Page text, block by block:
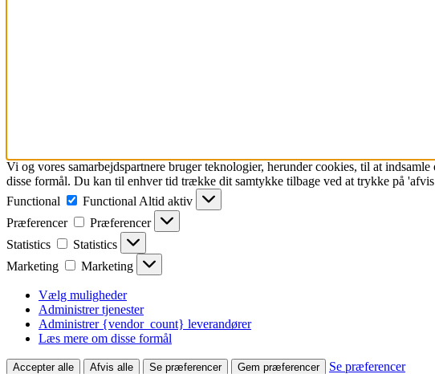
Vi og vores samarbejdspartnere bruger teknologier, herunder cookies, til at
disse formål. Du kan til enhver tid trække dit samtykke tilbage ved at trykke på
Functional
Functional Altid aktiv
Præferencer
Præferencer
Statistics
Statistics
Marketing
Marketing
Vælg muligheder
Administrer tjenester
Administrer {vendor_count} leverandører
Læs mere om disse formål
Accepter alle Afvis alle Se præferencer Gem præferencer Se præferencer